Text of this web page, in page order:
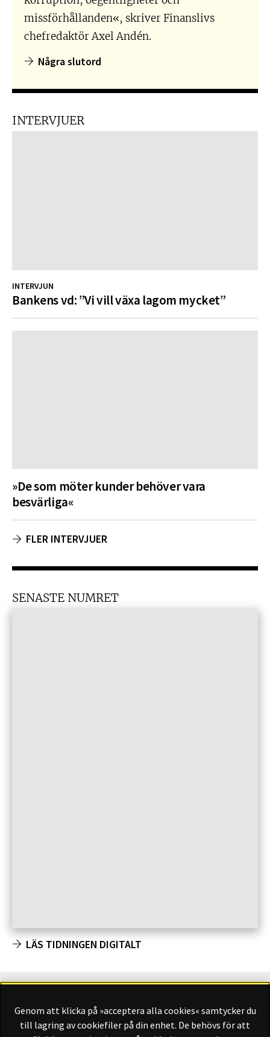
missförhållanden«, skriver Finanslivs
chefredaktör Axel Andén.
Några slutord
INTERVJUER
INTERVJUN
Bankens vd: ”Vi vill växa lagom mycket”
»De som möter kunder behöver vara
besvärliga«
FLER INTERVJUER
SENASTE NUMRET
LÄS TIDNINGEN DIGITALT
Finansliv ägs av Finansliv Sverige AB, 556784-8741.
Genom att klicka på »acceptera alla cookies« samtycker du
till lagring av cookiefiler på din enhet. De behövs för att